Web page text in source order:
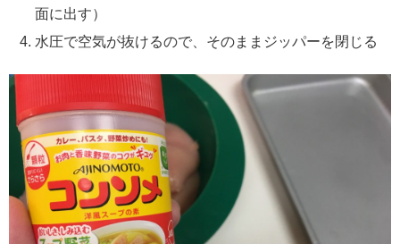
面に出す）
水圧で空気が抜けるので、そのままジッパーを閉じる